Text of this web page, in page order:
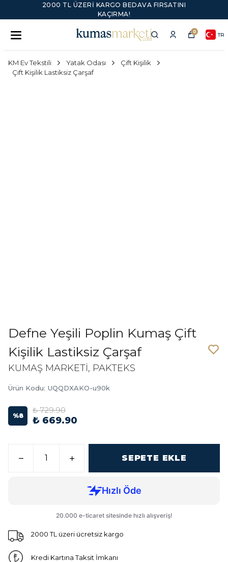
2000 TL ÜZERI KARGO BEDAVA FIRSATINI
KAÇIRMA!
0 TR
KM Ev Tekstili Yatak Odası
Çift Kişilik
Çift Kişilik Lastiksiz Çarşaf
Defne Yeşili Poplin Kumaş Çift
Kişilik Lastiksiz Çarşaf
KUMAŞ MARKETİ, PAKTEKS
Ürün Kodu: UQQDXAKO-u90k
%8
₺ 729.90
₺ 669.90
SEPETE EKLE
2000 TL üzeri ücretsiz kargo
Kredi Kartına Taksit İmkanı